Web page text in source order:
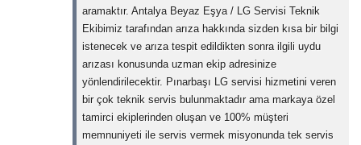
aramaktır. Antalya Beyaz Eşya / LG Servisi Teknik
Ekibimiz tarafından arıza hakkında sizden kısa bir bilgi
istenecek ve arıza tespit edildikten sonra ilgili uydu
arızası konusunda uzman ekip adresinize
yönlendirilecektir. Pınarbaşı LG servisi hizmetini veren
bir çok teknik servis bulunmaktadır ama markaya özel
tamirci ekiplerinden oluşan ve 100% müşteri
memnuniyeti ile servis vermek misyonunda tek servis